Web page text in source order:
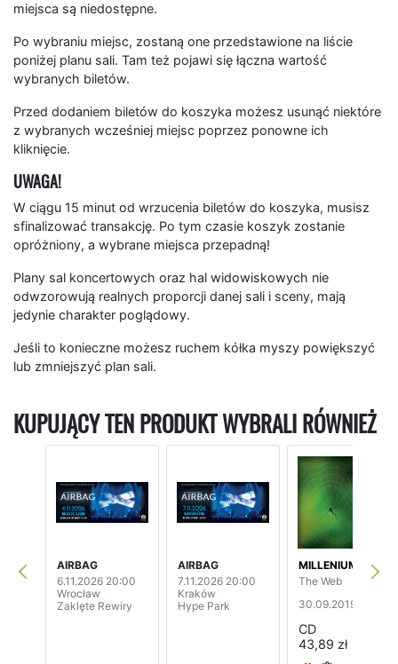
miejsca są niedostępne.
Po wybraniu miejsc, zostaną one przedstawione na liście
poniżej planu sali. Tam też pojawi się łączna wartość
wybranych biletów.
Przed dodaniem biletów do koszyka możesz usunąć niektóre
z wybranych wcześniej miejsc poprzez ponowne ich
kliknięcie.
UWAGA!
W ciągu 15 minut od wrzucenia biletów do koszyka, musisz
sfinalizować transakcję. Po tym czasie koszyk zostanie
opróżniony, a wybrane miejsca przepadną!
Plany sal koncertowych oraz hal widowiskowych nie
odwzorowują realnych proporcji danej sali i sceny, mają
jedynie charakter poglądowy.
Jeśli to konieczne możesz ruchem kółka myszy powiększyć
lub zmniejszyć plan sali.
KUPUJĄCY TEN PRODUKT WYBRALI RÓWNIEŻ
AIRBAG
6.11.2026 20:00
Wrocław
Zaklęte Rewiry
AIRBAG
7.11.2026 20:00
Kraków
Hype Park
MILLENIUM
The Web
30.09.2019
CD
43,89 zł